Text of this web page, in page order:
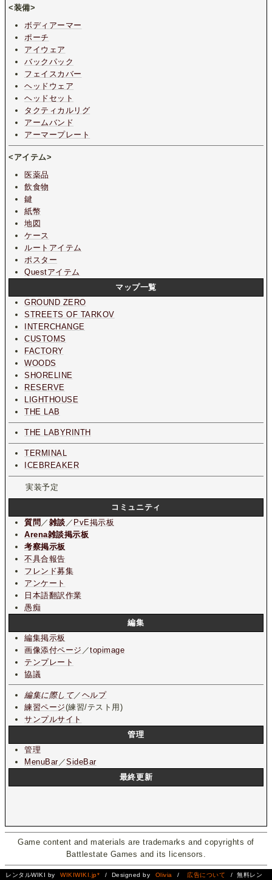
<装備>
ボディアーマー
ポーチ
アイウェア
バックパック
フェイスカバー
ヘッドウェア
ヘッドセット
タクティカルリグ
アームバンド
アーマープレート
<アイテム>
医薬品
飲食物
鍵
紙幣
地図
ケース
ルートアイテム
ポスター
Questアイテム
マップ一覧
GROUND ZERO
STREETS OF TARKOV
INTERCHANGE
CUSTOMS
FACTORY
WOODS
SHORELINE
RESERVE
LIGHTHOUSE
THE LAB
THE LABYRINTH
TERMINAL
ICEBREAKER
実装予定
コミュニティ
質問 ／ 雑談 ／ PvE掲示板
Arena雑談掲示板
考察掲示板
不具合報告
フレンド募集
アンケート
日本語翻訳作業
愚痴
編集
編集掲示板
画像添付ページ ／topimage
テンプレート
協議
編集に際して／ ヘルプ
練習ページ(練習/テスト用)
サンプルサイト
管理
管理
MenuBar／SideBar
最終更新
Game content and materials are trademarks and copyrights of
Battlestate Games and its licensors.
レンタルWIKI by WIKIWIKI.jp* / Designed by Olivia / 広告について / 無料レン